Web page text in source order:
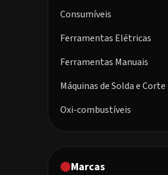
Consumíveis
Ferramentas Elétricas
Ferramentas Manuais
Máquinas de Solda e Corte
Oxi-combustíveis
Marcas